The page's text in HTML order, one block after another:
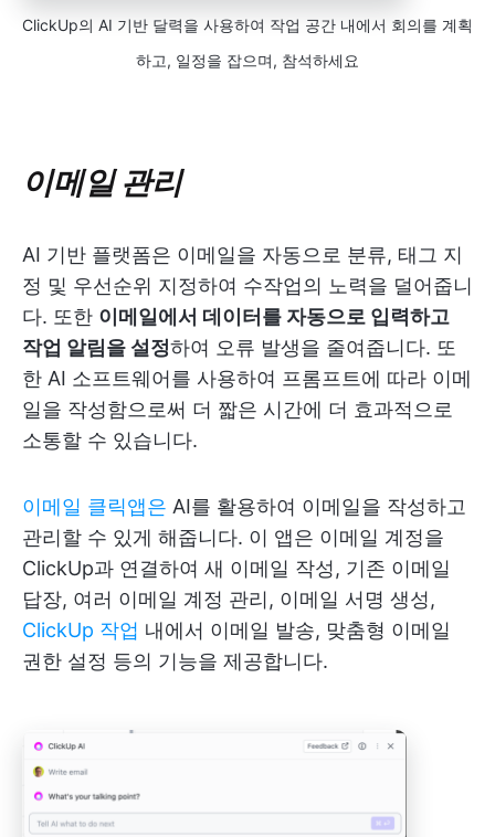
ClickUp의 AI 기반 달력을 사용하여 작업 공간 내에서 회의를 계획
하고, 일정을 잡으며, 참석하세요
이메일 관리
AI 기반 플랫폼은 이메일을 자동으로 분류, 태그 지
정 및 우선순위 지정하여 수작업의 노력을 덜어줍니
다. 또한 이메일에서 데이터를 자동으로 입력하고
작업 알림을 설정하여 오류 발생을 줄여줍니다. 또
한 AI 소프트웨어를 사용하여 프롬프트에 따라 이메
일을 작성함으로써 더 짧은 시간에 더 효과적으로
소통할 수 있습니다.
이메일 클릭앱은 AI를 활용하여 이메일을 작성하고
관리할 수 있게 해줍니다. 이 앱은 이메일 계정을
ClickUp과 연결하여 새 이메일 작성, 기존 이메일
답장, 여러 이메일 계정 관리, 이메일 서명 생성,
ClickUp 작업 내에서 이메일 발송, 맞춤형 이메일
권한 설정 등의 기능을 제공합니다.